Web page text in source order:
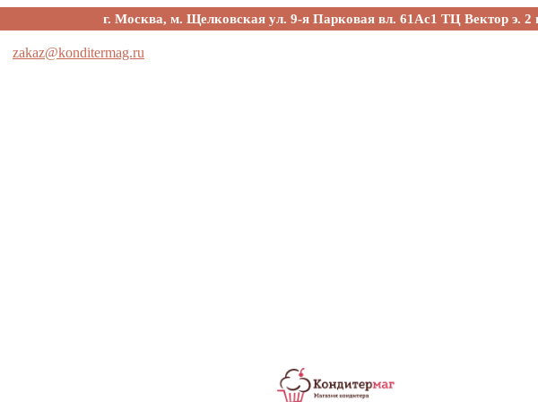
г. Москва, м. Щелковская ул. 9-я Парковая вл. 61Ас1 ТЦ Вектор э. 2
zakaz@konditermag.ru